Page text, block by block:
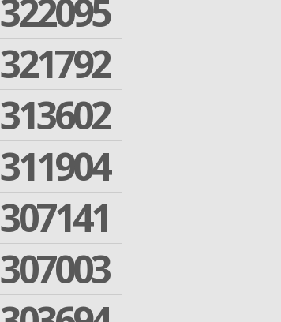
322095
321792
313602
311904
307141
307003